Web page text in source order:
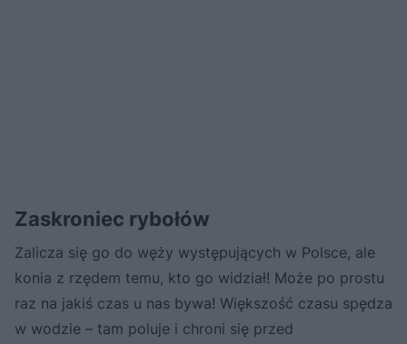
Zaskroniec rybołów
Zalicza się go do węży występujących w Polsce, ale
konia z rzędem temu, kto go widział! Może po prostu
raz na jakiś czas u nas bywa! Większość czasu spędza
w wodzie – tam poluje i chroni się przed